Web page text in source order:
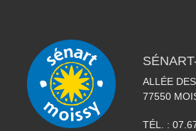
ALLÉE
77550
TÉL. :